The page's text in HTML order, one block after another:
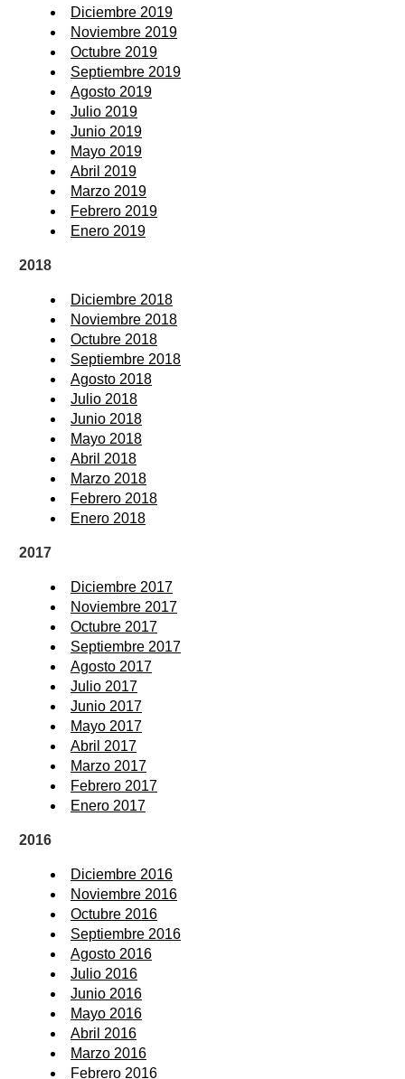
Diciembre 2019
Noviembre 2019
Octubre 2019
Septiembre 2019
Agosto 2019
Julio 2019
Junio 2019
Mayo 2019
Abril 2019
Marzo 2019
Febrero 2019
Enero 2019
2018
Diciembre 2018
Noviembre 2018
Octubre 2018
Septiembre 2018
Agosto 2018
Julio 2018
Junio 2018
Mayo 2018
Abril 2018
Marzo 2018
Febrero 2018
Enero 2018
2017
Diciembre 2017
Noviembre 2017
Octubre 2017
Septiembre 2017
Agosto 2017
Julio 2017
Junio 2017
Mayo 2017
Abril 2017
Marzo 2017
Febrero 2017
Enero 2017
2016
Diciembre 2016
Noviembre 2016
Octubre 2016
Septiembre 2016
Agosto 2016
Julio 2016
Junio 2016
Mayo 2016
Abril 2016
Marzo 2016
Febrero 2016